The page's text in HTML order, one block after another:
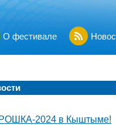
О фестивале
2024 в Кыштыме!